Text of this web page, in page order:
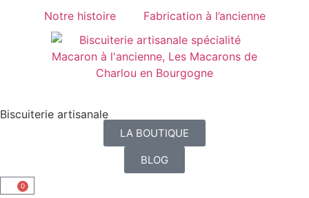
Panneau de gestion des cookies
Notre histoire Fabrication à l’ancienne
Biscuiterie artisanale
LA BOUTIQUE
BLOG
0